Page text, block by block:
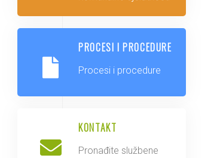
PROCESI I PROCEDURE
Procesi i procedure
KONTAKT
Pronađite službene